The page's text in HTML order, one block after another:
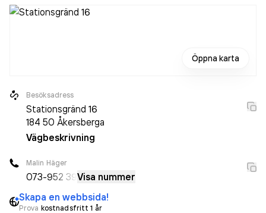
Öppna karta
Besöksadress
Stationsgränd 16
184 50 Åkersberga
Vägbeskrivning
Malin Häger
073-952 39 Visa nummer
Skapa en webbsida!
Prova kostnadsfritt 1 år